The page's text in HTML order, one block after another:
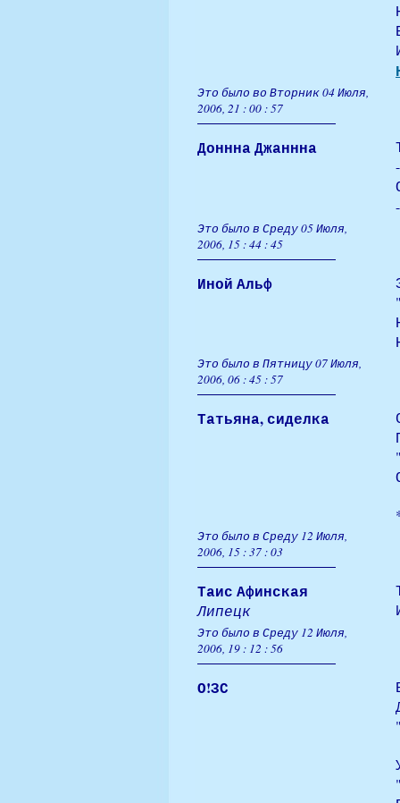
Это было во Вторник 04 Июля,
2006, 21 : 00 : 57
Доннна Джаннна
Это было в Среду 05 Июля,
2006, 15 : 44 : 45
Иной Альф
Это было в Пятницу 07 Июля,
2006, 06 : 45 : 57
Татьяна, сиделка
Это было в Среду 12 Июля,
2006, 15 : 37 : 03
Таис Афинская
Липецк
Это было в Среду 12 Июля,
2006, 19 : 12 : 56
О!ЗС